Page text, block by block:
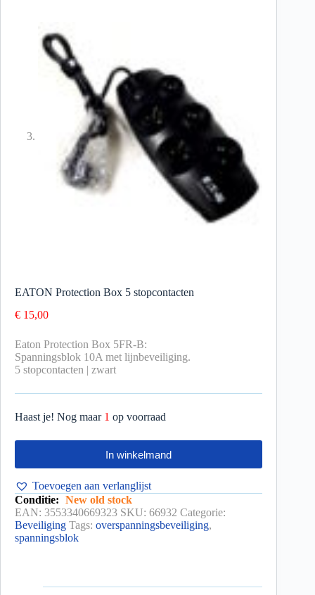
EATON Protection Box 5 stopcontacten
€ 15,00
Eaton Protection Box 5FR-B:
Spanningsblok 10A met lijnbeveiliging.
5 stopcontacten | zwart
Haast je! Nog maar 1 op voorraad
In winkelmand
Toevoegen aan verlanglijst
Conditie: New old stock
EAN: 3553340669323 SKU: 66932 Categorie:
Beveiliging Tags: overspanningsbeveiliging,
spanningsblok